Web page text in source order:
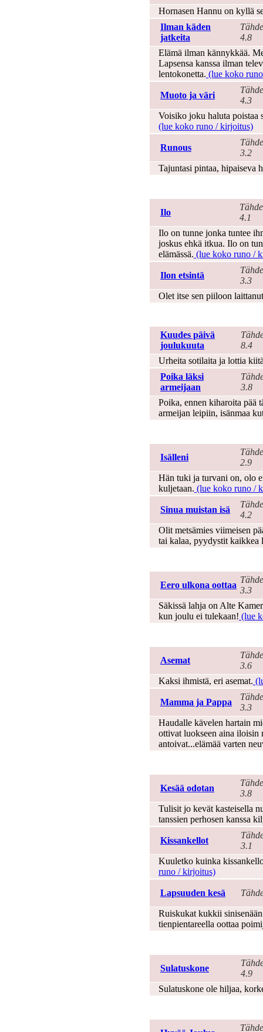
Hornasen Hannu on kyllä
Ilman käden
jatkeita
4.8
Elämä ilman kännykkää.
Lapsensa kanssa ilman
lentokonetta. (lue koko
Muoto ja väri
4.3
Voisiko joku haluta poistaa
(lue koko runo / kirjoitus)
Runous
3.2
Tajuntasi pintaa, hipaiseva
Ilo
4.1
Ilo on tunne jonka tuntee
joskus ehkä itkua. Ilo on
elämässä. (lue koko runo /
Ilon etsintä
3.3
Olet itse sen piiloon
Kuudes päivä
joulukuuta
8.4
Urheita sotilaita ja lottia
Poika läksi
armeijaan
3.8
Poika, ennen kiharoita pää
armeijan leipiin, isänmaa
Isälleni
2.9
Hän tuki ja turvani on, olo
kuljetaan. (lue koko runo /
Sinua muistan isä
4.2
Olit metsämies viimeisen
tai kalaa, pyydystit kaikkea
Eero ulkona oottaa
3.3
Säkissä lahja on Alte
kun joulu ei tulekaan! (lue
Asemat
3.6
Kaksi ihmistä, eri asemat.
Mamma ja Pappa
3.3
Haudalle kävelen hartain
ottivat luokseen aina iloisin
antoivat...elämää varten
Kesää odotan
3.8
Tulisit jo kevät kasteisella
tanssien perhosen kanssa
Kissankellot
3.1
Kuuletko kuinka
runo / kirjoitus)
Lapsuuden kesä
Ruiskukat kukkii
tienpientareella oottaa
Sulatuskone
4.9
Sulatuskone ole hiljaa,